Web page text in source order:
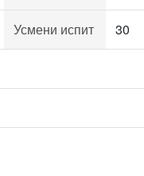
Усмени испит 30